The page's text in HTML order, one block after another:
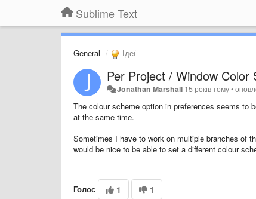
Sublime Text
General Ідеї
Per Project / Window Color
Jonathan Marshall 15 років тому•
The colour scheme option in preferences seems to
at the same time.
Sometimes I have to work on multiple branches of
would be nice to be able to set a different colour
Голос 1 1